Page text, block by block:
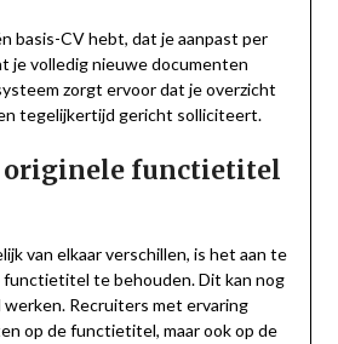
basis-CV hebt, dat je aanpast per
je volledig nieuwe documenten
zorgt ervoor dat je overzicht
tegelijkertijd gericht solliciteert.
originele functietitel
van elkaar verschillen, is het aan te
functietitel te behouden. Dit kan nog
Recruiters met ervaring
op de functietitel, maar ook op de